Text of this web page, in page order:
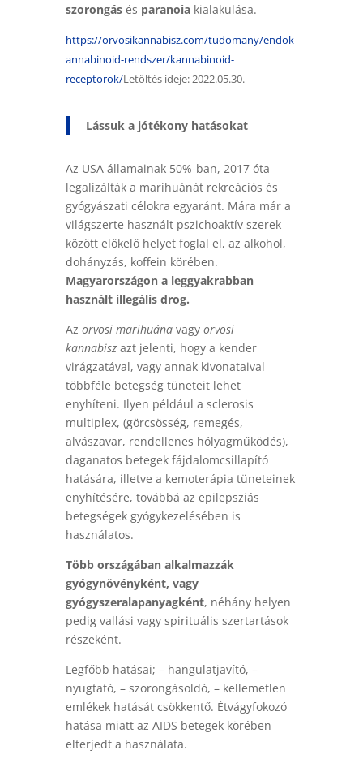
szorongás és paranoia kialakulása.
https://orvosikannabisz.com/tudomany/endok
annabinoid-rendszer/kannabinoid-
receptorok/Letöltés ideje: 2022.05.30.
Lássuk a jótékony hatásokat
Az USA államainak 50%-ban, 2017 óta
legalizálták a marihuánát rekreációs és
gyógyászati célokra egyaránt. Mára már a
világszerte használt pszichoaktív szerek
között előkelő helyet foglal el, az alkohol,
dohányzás, koffein körében.
Magyarországon a leggyakrabban
használt illegális drog.
Az orvosi marihuánavagy orvosi
kannabiszazt jelenti, hogy a kender
virágzatával, vagy annak kivonataival
többféle betegség tüneteit lehet
enyhíteni. Ilyen például a sclerosis
multiplex, (görcsösség, remegés,
alvászavar, rendellenes hólyagműködés),
daganatos betegek fájdalomcsillapító
hatására, illetve a kemoterápia tüneteinek
enyhítésére, továbbá az epilepsziás
betegségek gyógykezelésében is
használatos.
Több országában alkalmazzák
gyógynövényként, vagy
gyógyszeralapanyagként, néhány helyen
pedig vallási vagy spirituális szertartások
részeként.
Legfőbb hatásai; – hangulatjavító, –
nyugtató, – szorongásoldó, – kellemetlen
emlékek hatását csökkentő. Étvágyfokozó
hatása miatt az AIDS betegek körében
elterjedt a használata.